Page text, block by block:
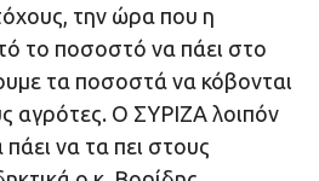
την ώρα που η
το ποσοστό να πάει στο
τα ποσοστά να κόβονται
αγρότες. Ο ΣΥΡΙΖΑ λοιπόν
να τα πει στους